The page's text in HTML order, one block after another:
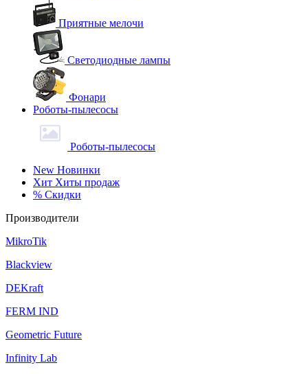
Приятные мелочи
Светодиодные лампы
Фонари
Роботы-пылесосы
Роботы-пылесосы
New Новинки
Хит Хиты продаж
% Скидки
Производители
MikroTik
Blackview
DEKraft
FERM IND
Geometric Future
Infinity Lab